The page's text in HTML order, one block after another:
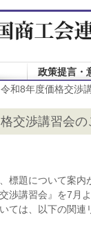
政策提言・
令和8年度価格交渉
交渉講習会の
標題について案内
渉講習会』を7月
ては、以下の関連